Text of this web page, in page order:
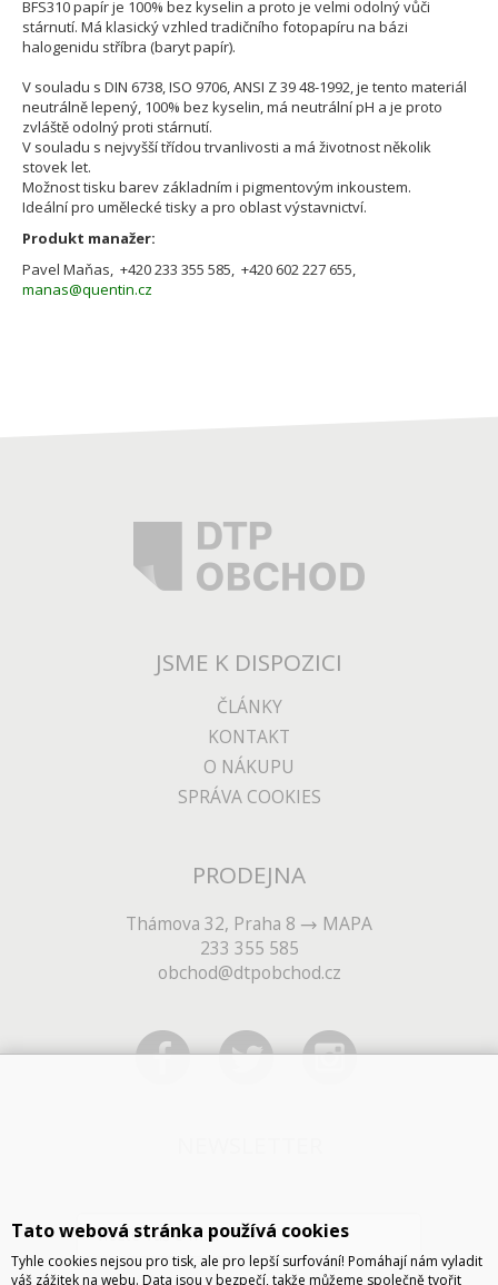
BFS310 papír je 100% bez kyselin a proto je velmi odolný vůči
stárnutí. Má klasický vzhled tradičního fotopapíru na bázi
halogenidu stříbra (baryt papír).
V souladu s DIN 6738, ISO 9706, ANSI Z 39 48-1992, je tento materiál
neutrálně lepený, 100% bez kyselin, má neutrální pH a je proto
zvláště odolný proti stárnutí.
V souladu s nejvyšší třídou trvanlivosti a má životnost několik
stovek let.
Možnost tisku barev základním i pigmentovým inkoustem.
Ideální pro umělecké tisky a pro oblast výstavnictví.
Produkt manažer:
Pavel Maňas, +420 233 355 585, +420 602 227 655,
manas@quentin.cz
JSME K DISPOZICI
ČLÁNKY
KONTAKT
O NÁKUPU
SPRÁVA COOKIES
PRODEJNA
Thámova 32, Praha 8
MAPA
233 355 585
obchod@dtpobchod.cz
Tato webová stránka používá cookies
Tyhle cookies nejsou pro tisk, ale pro lepší surfování! Pomáhají nám vyladit
váš zážitek na webu. Data jsou v bezpečí, takže můžeme společně tvořit